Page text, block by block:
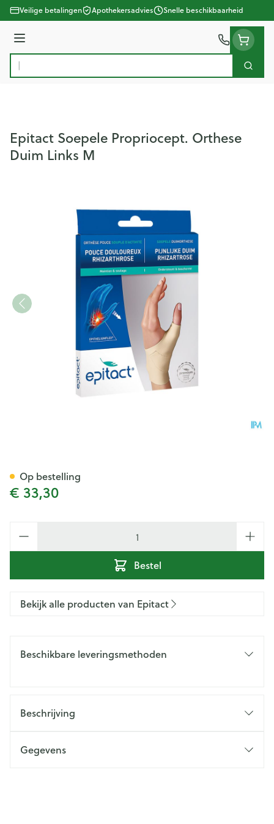
Ga naar de inhoud
Veilige betalingen Apothekersadvies Snelle beschikbaarheid
Menu
Product, merk, categorie...
Zoek
Epitact Soepele Propriocept. Orthese
Duim Links M
€ 33,30
Bestel
Op bestelling
Bekijk alle producten van Epitact
Beschikbare leveringsmethoden
Beschrijving
Gegevens